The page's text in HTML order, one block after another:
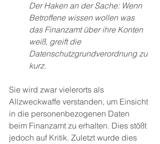
Der Haken an der Sache: Wenn
Betroffene wissen wollen was
das Finanzamt über ihre Konten
weiß, greift die
Datenschutzgrundverordnung zu
kurz.
Sie wird zwar vielerorts als
Allzweckwaffe verstanden, um Einsicht
in die personenbezogenen Daten
beim Finanzamt zu erhalten. Dies stößt
jedoch auf Kritik. Zuletzt wurde dies